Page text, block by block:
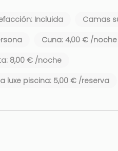
Incluida
Camas
Cuna: 4,00 € /noche
8,00 € /noche
luxe piscina: 5,00 € /reserva